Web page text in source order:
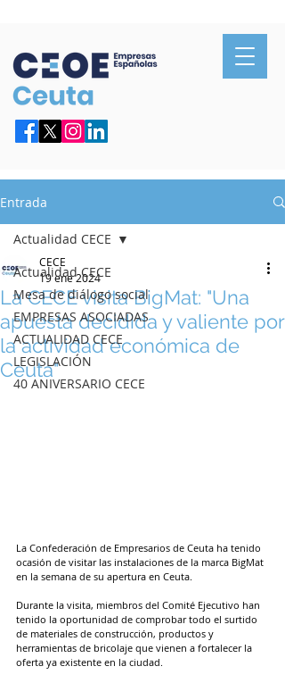
Entrada
Actualidad CECE
Mesa de diálogo social
EMPRESAS ASOCIADAS
ACTUALIDAD CECE
LEGISLACIÓN
40 ANIVERSARIO CECE
Actualidad CECE
La CECE visita BigMat: "Una
apuesta decidida y valiente por
la actividad económica de
Ceuta"
CECE
19 ene 2024
La Confederación de Empresarios de Ceuta ha tenido
ocasión de visitar las instalaciones de la marca BigMat
en la semana de su apertura en Ceuta.
Durante la visita, miembros del Comité Ejecutivo han
tenido la oportunidad de comprobar todo el surtido
de materiales de construcción, productos y
herramientas de bricolaje que vienen a fortalecer la
oferta ya existente en la ciudad.